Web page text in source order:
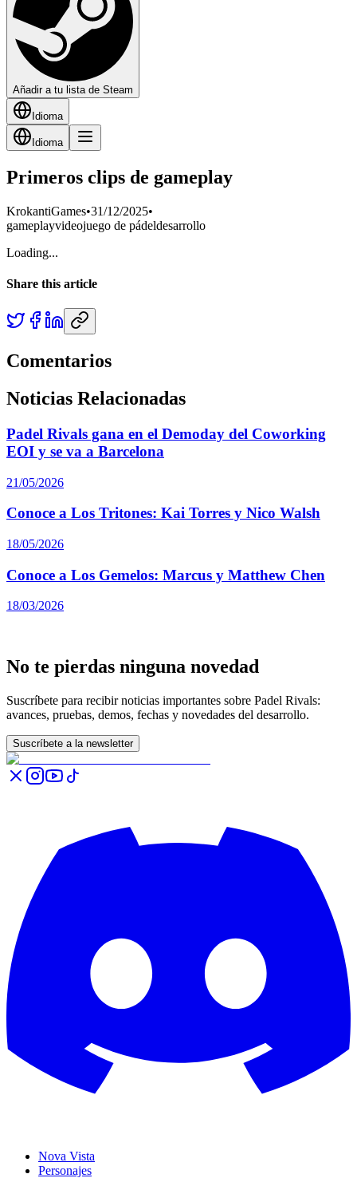
Añadir a tu lista de Steam
Idioma
Idioma
Primeros clips de gameplay
KrokantiGames•31/12/2025•
gameplayvideojuego de pádeldesarrollo
Loading...
Share this article
Comentarios
Noticias Relacionadas
Padel Rivals gana en el Demoday del Coworking
EOI y se va a Barcelona
21/05/2026
Conoce a Los Tritones: Kai Torres y Nico Walsh
18/05/2026
Conoce a Los Gemelos: Marcus y Matthew Chen
18/03/2026
No te pierdas ninguna novedad
Suscríbete para recibir noticias importantes sobre Padel Rivals:
avances, pruebas, demos, fechas y novedades del desarrollo.
Suscríbete a la newsletter
Nova Vista
Personajes